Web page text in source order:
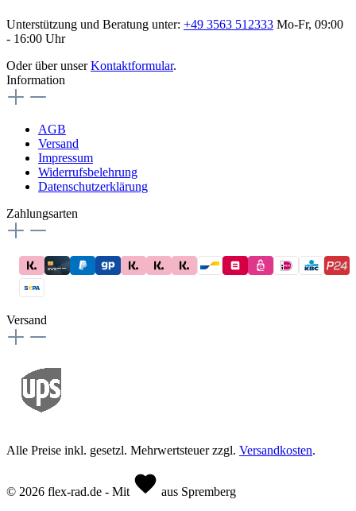
Unterstützung und Beratung unter: +49 3563 512333 Mo-Fr, 09:00
- 16:00 Uhr
Oder über unserKontaktformular.
Information
AGB
Versand
Impressum
Widerrufsbelehrung
Datenschutzerklärung
Zahlungsarten
Versand
Alle Preise inkl. gesetzl. Mehrwertsteuer zzgl. Versandkosten.
© 2026 flex-rad.de - Mit
aus Spremberg